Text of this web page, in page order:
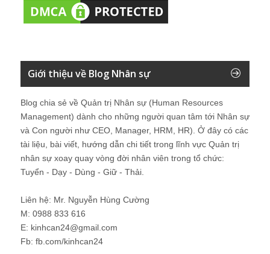
Giới thiệu về Blog Nhân sự
Blog chia sẻ về Quản trị Nhân sự (Human Resources
Management) dành cho những người quan tâm tới Nhân sự
và Con người như CEO, Manager, HRM, HR). Ở đây có các
tài liệu, bài viết, hướng dẫn chi tiết trong lĩnh vực Quản trị
nhân sự xoay quay vòng đời nhân viên trong tổ chức:
Tuyển - Dạy - Dùng - Giữ - Thải.
Liên hệ: Mr. Nguyễn Hùng Cường
M: 0988 833 616
E: kinhcan24@gmail.com
Fb: fb.com/kinhcan24